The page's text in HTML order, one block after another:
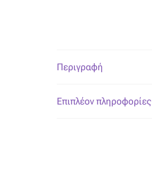
Περιγραφή
Επιπλέον πληροφορίες